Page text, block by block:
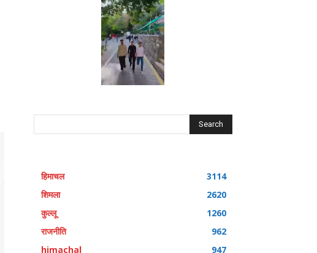
Search
हिमाचल
3114
शिमला
2620
कुल्लू
1260
राजनीति
962
himachal
947